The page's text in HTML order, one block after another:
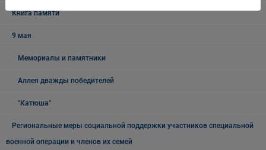
Книга памяти
9 мая
Мемориалы и памятники
Аллея дважды победителей
"Катюша"
Региональные меры социальной поддержки участников специальной
военной операции и членов их семей